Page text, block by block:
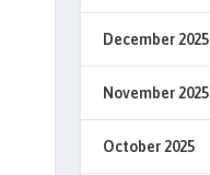
December 2025
November 2025
October 2025